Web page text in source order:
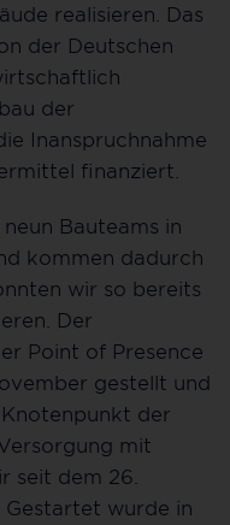
realisieren. Das
der Deutschen
der
Inanspruchnahme
finanziert.
Bauteams in
kommen dadurch
wir so bereits
Der
Point of Presence
gestellt und
der
mit
seit dem 26.
wurde in